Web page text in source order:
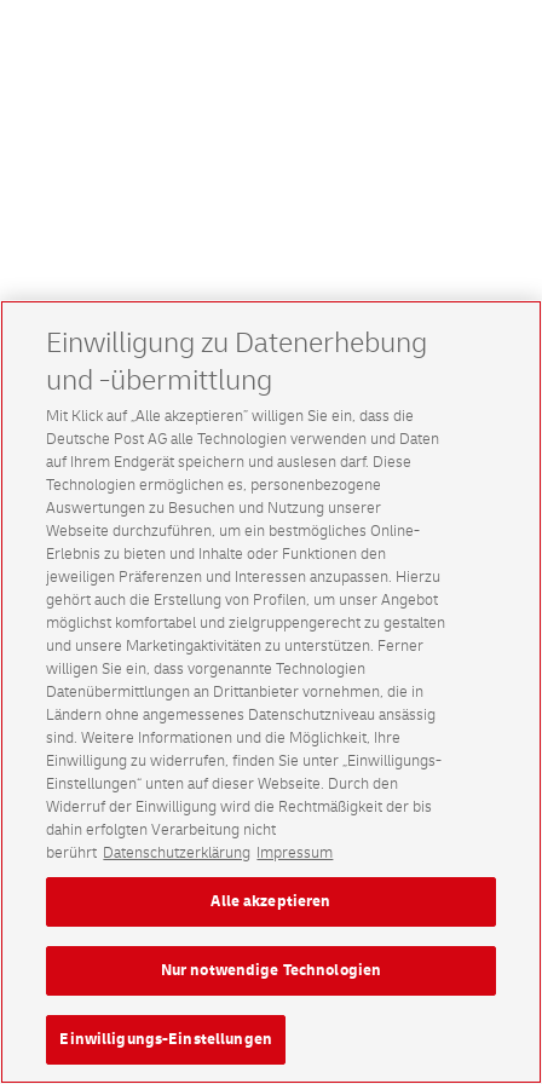
Einwilligung zu Datenerhebung
und -übermittlung
Mit Klick auf „Alle akzeptieren” willigen Sie ein, dass die
Deutsche Post AG alle Technologien verwenden und Daten
auf Ihrem Endgerät speichern und auslesen darf. Diese
Technologien ermöglichen es, personenbezogene
Auswertungen zu Besuchen und Nutzung unserer
Webseite durchzuführen, um ein bestmögliches Online-
Erlebnis zu bieten und Inhalte oder Funktionen den
jeweiligen Präferenzen und Interessen anzupassen. Hierzu
gehört auch die Erstellung von Profilen, um unser Angebot
möglichst komfortabel und zielgruppengerecht zu gestalten
und unsere Marketingaktivitäten zu unterstützen. Ferner
willigen Sie ein, dass vorgenannte Technologien
Datenübermittlungen an Drittanbieter vornehmen, die in
Ländern ohne angemessenes Datenschutzniveau ansässig
sind. Weitere Informationen und die Möglichkeit, Ihre
Einwilligung zu widerrufen, finden Sie unter „Einwilligungs-
Einstellungen“ unten auf dieser Webseite. Durch den
Widerruf der Einwilligung wird die Rechtmäßigkeit der bis
dahin erfolgten Verarbeitung nicht
berührt Datenschutzerklärung Impressum
Einwilligungs-Einstellungen
Nur notwendige Technologien
Alle akzeptieren